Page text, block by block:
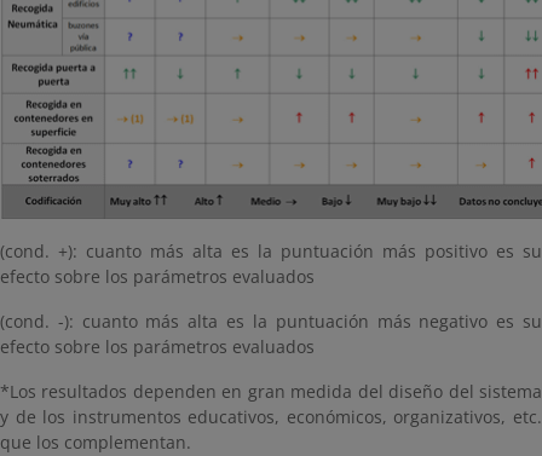
(cond. +): cuanto más alta es la puntuación más positivo es su
efecto sobre los parámetros evaluados
(cond. -): cuanto más alta es la puntuación más negativo es su
efecto sobre los parámetros evaluados
*Los resultados dependen en gran medida del diseño del sistema
y de los instrumentos educativos, económicos, organizativos, etc.
que los complementan.